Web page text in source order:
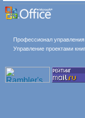
Профессионал
Управление проектами